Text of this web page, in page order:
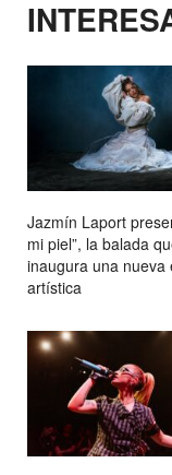
Jazmín Laport
mi piel”, la balada
inaugura una nueva
artística